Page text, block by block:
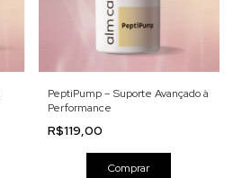
PeptiPump – Suporte Avançado à
Performance
R$119,00
Comprar